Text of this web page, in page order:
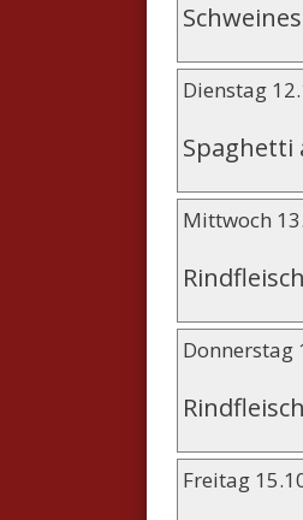
Dienstag
Spaghetti
Mittwoch
Donnerstag
Freitag